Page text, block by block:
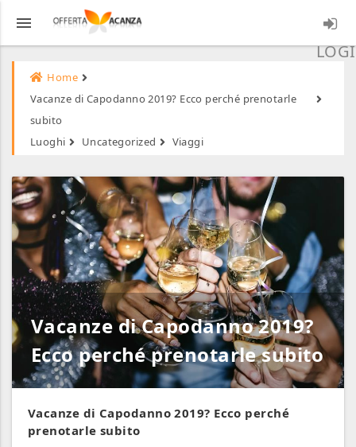
menu
Home
Vacanze di Capodanno 2019? Ecco perché prenotarle
subito
Luoghi
Uncategorized Viaggi
Vacanze di Capodanno 2019?
Ecco perché prenotarle subito
Vacanze di Capodanno 2019? Ecco perché
prenotarle subito